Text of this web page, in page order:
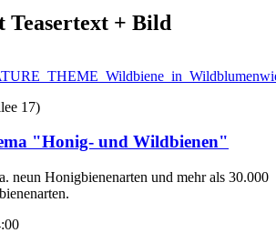
Teasertext + Bild
17)
"Honig- und Wildbienen"
neun Honigbienenarten und mehr als 30.000